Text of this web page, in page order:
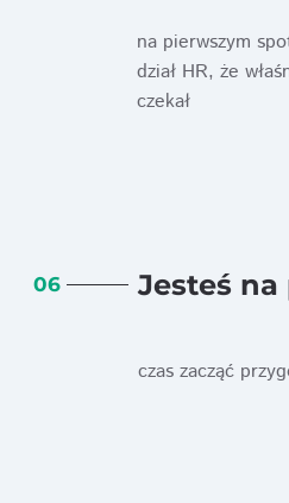
na pierwszym
dział HR, że
czekał
06 Jesteś na
czas zacząć